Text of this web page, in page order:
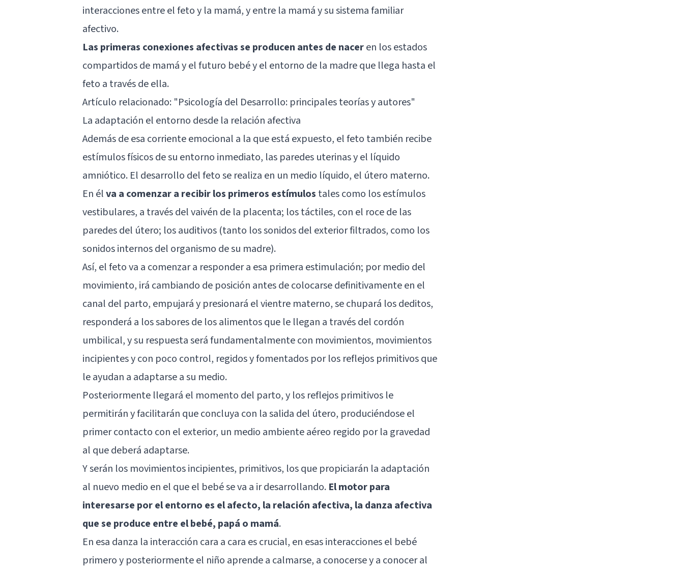
interacciones entre el feto y la mamá, y entre la mamá y su sistema familiar
afectivo.
Las primeras conexiones afectivas se producen antes de naceren los estados
compartidos de mamá y el futuro bebé y el entorno de la madre que llega hasta el
feto a través de ella.
Artículo relacionado: "Psicología del Desarrollo: principales teorías y autores"
La adaptación el entorno desde la relación afectiva
Además de esa corriente emocional a la que está expuesto, el feto también recibe
estímulos físicos de su entorno inmediato, las paredes uterinas y el líquido
amniótico. El desarrollo del feto se realiza en un medio líquido, el útero materno.
En élva a comenzar a recibir los primeros estímulos tales como los estímulos
vestibulares, a través del vaivén de la placenta; los táctiles, con el roce de las
paredes del útero; los auditivos (tanto los sonidos del exterior filtrados, como los
sonidos internos del organismo de su madre).
Así, el feto va a comenzar a responder a esa primera estimulación; por medio del
movimiento, irá cambiando de posición antes de colocarse definitivamente en el
canal del parto, empujará y presionará el vientre materno, se chupará los deditos,
responderá a los sabores de los alimentos que le llegan a través del cordón
umbilical, y su respuesta será fundamentalmente con movimientos, movimientos
incipientes y con poco control, regidos y fomentados por los reflejos primitivos que
le ayudan a adaptarse a su medio.
Posteriormente llegará el momento del parto, y los reflejos primitivos le
permitirán y facilitarán que concluya con la salida del útero, produciéndose el
primer contacto con el exterior, un medio ambiente aéreo regido por la gravedad
al que deberá adaptarse.
Y serán los movimientos incipientes, primitivos, los que propiciarán la adaptación
al nuevo medio en el que el bebé se va a ir desarrollando. El motor para
interesarse por el entorno es el afecto, la relación afectiva, la danza afectiva
que se produce entre el bebé, papá o mamá.
En esa danza la interacción cara a cara es crucial, en esas interacciones el bebé
primero y posteriormente el niño aprende a calmarse, a conocerse y a conocer al